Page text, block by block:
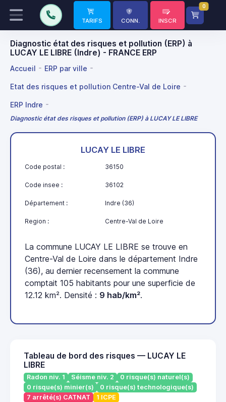
TARIFS CONN. INSCR
0
Diagnostic état des risques et pollution (ERP) à
LUCAY LE LIBRE (Indre) - FRANCE ERP
Accueil ERP par ville
Etat des risques et pollution Centre-Val de Loire
ERP Indre
Diagnostic état des risques et pollution (ERP) à LUCAY LE LIBRE
LUCAY LE LIBRE
Code postal : 36150
Code insee : 36102
Département : Indre (36)
Region : Centre-Val de Loire
La commune LUCAY LE LIBRE se trouve en
Centre-Val de Loire dans le département Indre
(36), au dernier recensement la commune
comptait 105 habitants pour une superficie de
12.12 km². Densité : 9 hab/km².
Tableau de bord des risques — LUCAY LE
LIBRE
Radon niv. 1 Séisme niv. 2
0 risque(s) naturel(s)
0 risque(s) minier(s)
0 risque(s) technologique(s)
7 arrêté(s) CATNAT
1 ICPE